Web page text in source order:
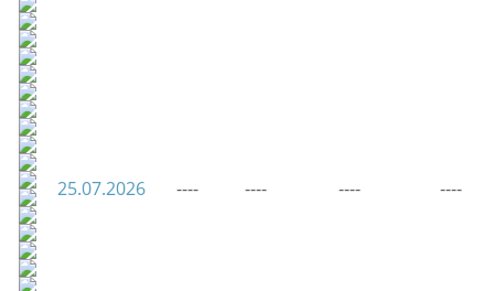
25.07.2026 ---- ---- ---- ----